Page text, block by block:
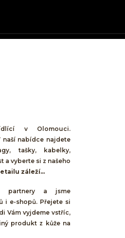
v Olomouci.
naší nabídce najdete
tašky, kabelky,
a vyberte si z našeho
záleží...
partnery a jsme
i e-shopů. Přejete si
Vám vyjdeme vstříc,
produkt z kůže na